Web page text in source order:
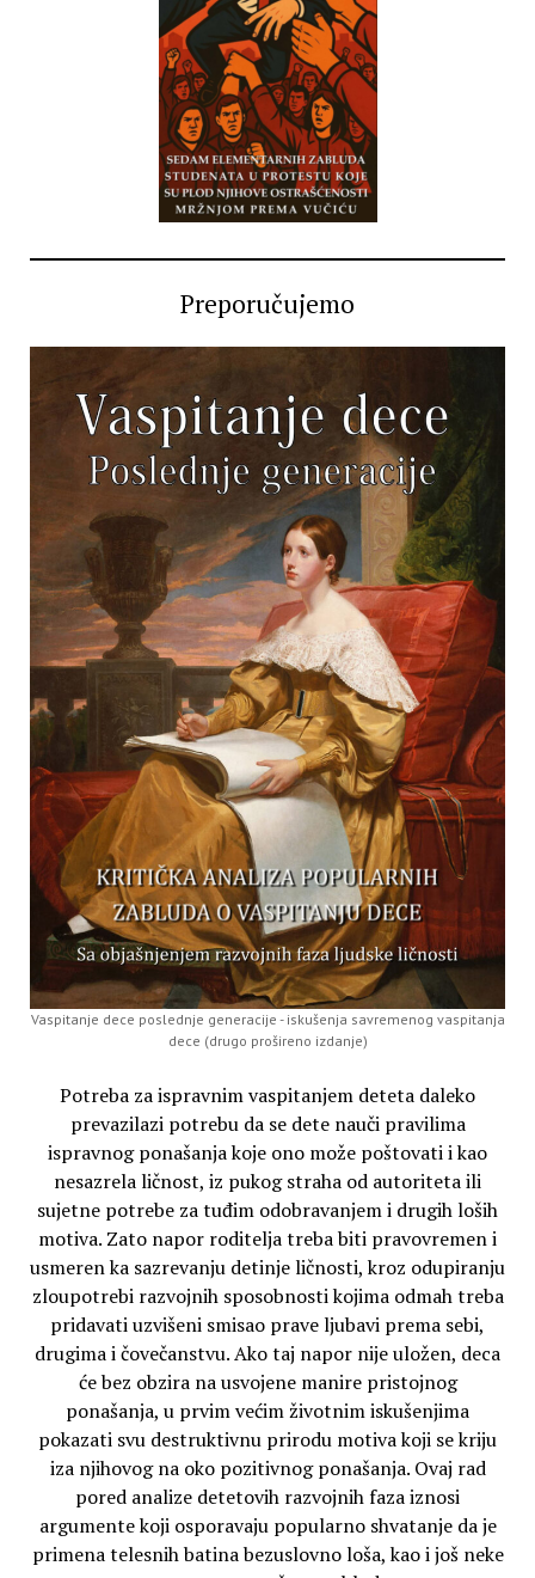
Preporučujemo
Vaspitanje dece poslednje generacije - iskušenja savremenog vaspitanja
dece (drugo prošireno izdanje)
Potreba za ispravnim vaspitanjem deteta daleko
prevazilazi potrebu da se dete nauči pravilima
ispravnog ponašanja koje ono može poštovati i kao
nesazrela ličnost, iz pukog straha od autoriteta ili
sujetne potrebe za tuđim odobravanjem i drugih loših
motiva. Zato napor roditelja treba biti pravovremen i
usmeren ka sazrevanju detinje ličnosti, kroz odupiranju
zloupotrebi razvojnih sposobnosti kojima odmah treba
pridavati uzvišeni smisao prave ljubavi prema sebi,
drugima i čovečanstvu. Ako taj napor nije uložen, deca
će bez obzira na usvojene manire pristojnog
ponašanja, u prvim većim životnim iskušenjima
pokazati svu destruktivnu prirodu motiva koji se kriju
iza njihovog na oko pozitivnog ponašanja. Ovaj rad
pored analize detetovih razvojnih faza iznosi
argumente koji osporavaju popularno shvatanje da je
primena telesnih batina bezuslovno loša, kao i još neke